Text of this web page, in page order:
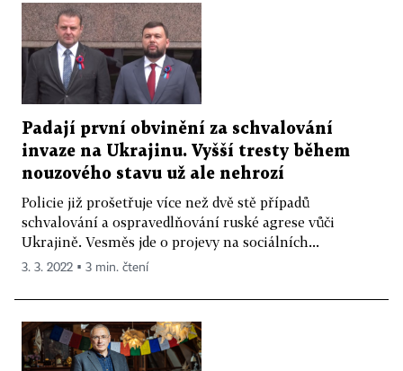
Padají první obvinění za schvalování
invaze na Ukrajinu. Vyšší tresty během
nouzového stavu už ale nehrozí
Policie již prošetřuje více než dvě stě případů
schvalování a ospravedlňování ruské agrese vůči
Ukrajině. Vesměs jde o projevy na sociálních...
3. 3. 2022 ▪ 3 min. čtení